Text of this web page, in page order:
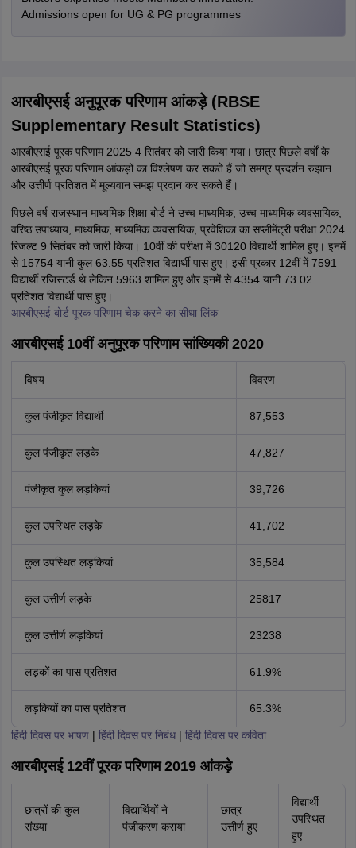
Admissions open for UG & PG programmes
आरबीएसई अनुपूरक परिणाम आंकड़े (RBSE
Supplementary Result Statistics)
आरबीएसई पूरक परिणाम 2025 4 सितंबर को जारी किया गया। छात्र पिछले वर्षों के
आरबीएसई पूरक परिणाम आंकड़ों का विश्लेषण कर सकते हैं जो समग्र प्रदर्शन रुझान
और उत्तीर्ण प्रतिशत में मूल्यवान समझ प्रदान कर सकते हैं।
पिछले वर्ष राजस्थान माध्यमिक शिक्षा बोर्ड ने उच्च माध्यमिक, उच्च माध्यमिक व्यवसायिक,
वरिष्ठ उपाध्याय, माध्यमिक, माध्यमिक व्यवसायिक, प्रवेशिका का सप्लीमेंट्री परीक्षा 2024
रिजल्ट 9 सितंबर को जारी किया। 10वीं की परीक्षा में 30120 विद्यार्थी शामिल हुए। इनमें
से 15754 यानी कुल 63.55 प्रतिशत विद्यार्थी पास हुए। इसी प्रकार 12वीं में 7591
विद्यार्थी रजिस्टर्ड थे लेकिन 5963 शामिल हुए और इनमें से 4354 यानी 73.02
प्रतिशत विद्यार्थी पास हुए।
आरबीएसई बोर्ड पूरक परिणाम चेक करने का सीधा लिंक
आरबीएसई 10वीं अनुपूरक परिणाम सांख्यिकी 2020
विषय विवरण
कुल पंजीकृत विद्यार्थी 87,553
कुल पंजीकृत लड़के 47,827
पंजीकृत कुल लड़कियां 39,726
कुल उपस्थित लड़के 41,702
कुल उपस्थित लड़कियां 35,584
कुल उत्तीर्ण लड़के 25817
कुल उत्तीर्ण लड़कियां 23238
लड़कों का पास प्रतिशत 61.9%
लड़कियों का पास प्रतिशत 65.3%
हिंदी दिवस पर भाषण| हिंदी दिवस पर निबंध| हिंदी दिवस पर कविता
आरबीएसई 12वीं पूरक परिणाम 2019 आंकड़े
छात्रों की कुल
संख्या
विद्यार्थियों ने
पंजीकरण कराया
छात्र
उत्तीर्ण हुए
विद्यार्थी
उपस्थित
हुए